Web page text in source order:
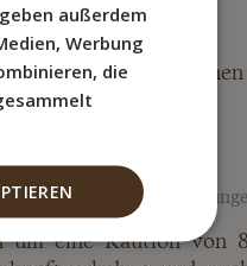
bis 06:00 Uhr
um eine Kaution von
ENGLISH
FRENCH
außerdem
Werbung
die